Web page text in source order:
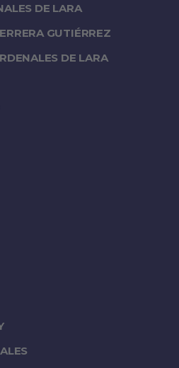
DE LARA
GUTIÉRREZ
DE LARA